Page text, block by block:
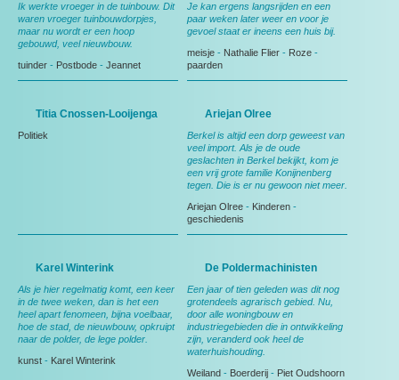
Ik werkte vroeger in de tuinbouw. Dit
waren vroeger tuinbouwdorpjes,
maar nu wordt er een hoop
gebouwd, veel nieuwbouw.
tuinder - Postbode - Jeannet
Je kan ergens langsrijden en een
paar weken later weer en voor je
gevoel staat er ineens een huis bij.
meisje - Nathalie Flier - Roze -
paarden
Titia Cnossen-Looijenga
Politiek
Ariejan Olree
Berkel is altijd een dorp geweest van
veel import. Als je de oude
geslachten in Berkel bekijkt, kom je
een vrij grote familie Konijnenberg
tegen. Die is er nu gewoon niet meer.
Ariejan Olree - Kinderen -
geschiedenis
Karel Winterink
Als je hier regelmatig komt, een keer
in de twee weken, dan is het een
heel apart fenomeen, bijna voelbaar,
hoe de stad, de nieuwbouw, opkruipt
naar de polder, de lege polder.
kunst - Karel Winterink
De Poldermachinisten
Een jaar of tien geleden was dit nog
grotendeels agrarisch gebied. Nu,
door alle woningbouw en
industriegebieden die in ontwikkeling
zijn, veranderd ook heel de
waterhuishouding.
Weiland - Boerderij - Piet Oudshoorn